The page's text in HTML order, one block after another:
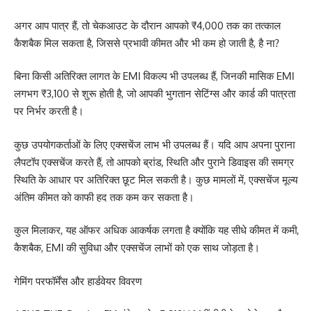
अगर आप पात्र हैं, तो चेकआउट के दौरान आपको ₹4,000 तक का तत्काल
कैशबैक मिल सकता है, जिससे प्रभावी कीमत और भी कम हो जाती है, है ना?
बिना किसी अतिरिक्त लागत के EMI विकल्प भी उपलब्ध हैं, जिनकी मासिक EMI
लगभग ₹3,100 से शुरू होती है, जो आपकी भुगतान सेटिंग्स और कार्ड की पात्रता
पर निर्भर करती है।
कुछ उपयोगकर्ताओं के लिए एक्सचेंज लाभ भी उपलब्ध हैं। यदि आप अपना पुराना
लैपटॉप एक्सचेंज करते हैं, तो आपको ब्रांड, स्थिति और पुराने डिवाइस की समग्र
स्थिति के आधार पर अतिरिक्त छूट मिल सकती है। कुछ मामलों में, एक्सचेंज मूल्य
अंतिम कीमत को काफी हद तक कम कर सकता है।
कुल मिलाकर, यह ऑफर अधिक आकर्षक लगता है क्योंकि यह सीधे कीमत में कमी,
कैशबैक, EMI की सुविधा और एक्सचेंज लाभों को एक साथ जोड़ता है।
गेमिंग परफॉर्मेंस और हार्डवेयर विवरण